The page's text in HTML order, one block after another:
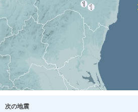
次の地震